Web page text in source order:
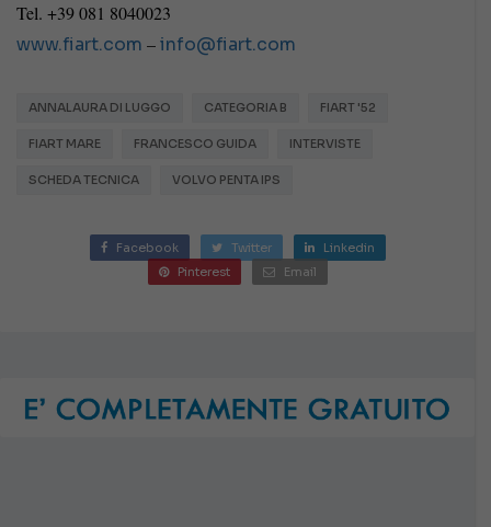
Tel. +39 081 8040023
www.fiart.com –info@fiart.com
ANNALAURA DI LUGGO CATEGORIA B FIART '52
FIART MARE FRANCESCO GUIDA INTERVISTE
SCHEDA TECNICA VOLVO PENTA IPS
Facebook Twitter
Linkedin
Pinterest
Email